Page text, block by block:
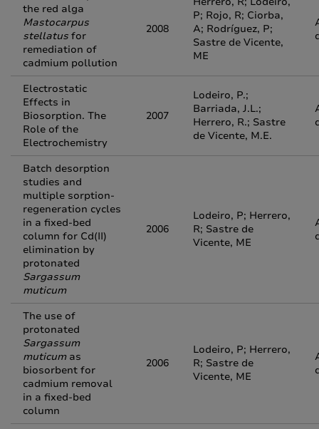
the red alga
Mastocarpus
stellatus for
remediation of
cadmium pollution
2008
P; Rojo, R; Ciorba,
A; Rodríguez, P;
Sastre de Vicente,
ME
Electrostatic
Effects in
Biosorption. The
Role of the
Electrochemistry
2007
Lodeiro, P.;
Barriada, J.L.;
Herrero, R.; Sastre
de Vicente, M.E.
Batch desorption
studies and
multiple sorption-
regeneration cycles
in a fixed-bed
column for Cd(II)
elimination by
protonated
Sargassum
muticum
2006
Lodeiro, P; Herrero,
R; Sastre de
Vicente, ME
The use of
protonated
Sargassum
muticumas
biosorbent for
cadmium removal
in a fixed-bed
column
2006
Lodeiro, P; Herrero,
R; Sastre de
Vicente, ME